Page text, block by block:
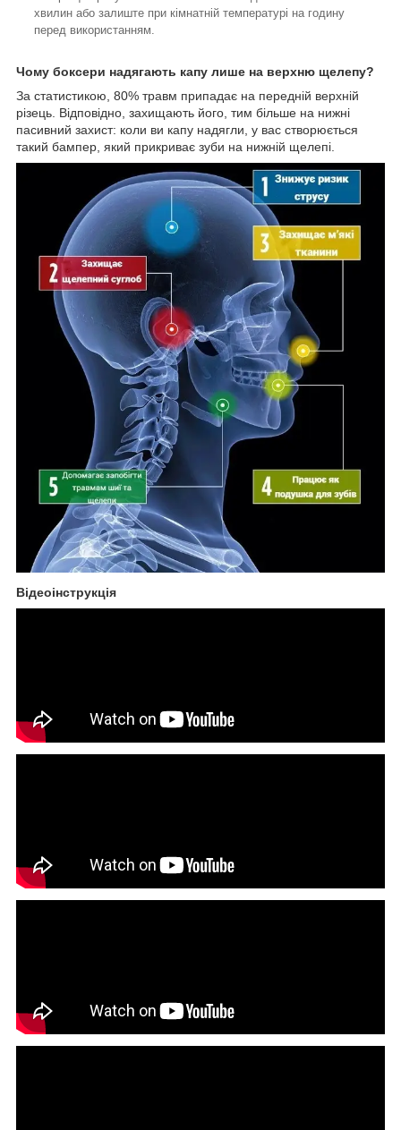
хвилин або залиште при кімнатній температурі на годину
перед використанням.
Чому боксери надягають капу лише на верхню щелепу?
За статистикою, 80% травм припадає на передній верхній
різець. Відповідно, захищають його, тим більше на нижні
пасивний захист: коли ви капу надягли, у вас створюється
такий бампер, який прикриває зуби на нижній щелепі.
Відеоінструкція